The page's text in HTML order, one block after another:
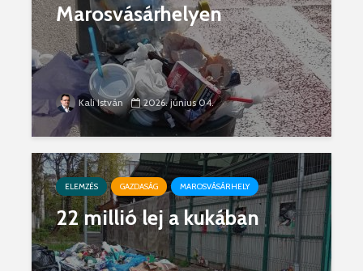
Marosvásárhelyen
Kali István 2026. június 04.
ELEMZÉS GAZDASÁG MAROSVÁSÁRHELY
22 millió lej a kukában